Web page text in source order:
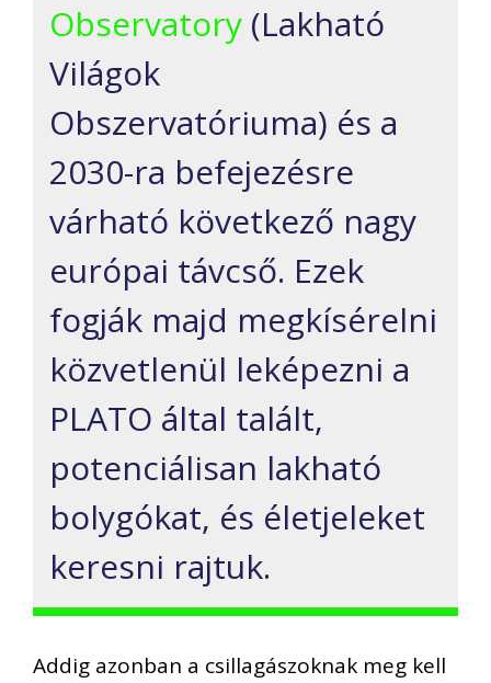
Observatory (Lakható
Világok
Obszervatóriuma) és a
2030-ra befejezésre
várható következő nagy
európai távcső. Ezek
fogják majd megkísérelni
közvetlenül leképezni a
PLATO által talált,
potenciálisan lakható
bolygókat, és életjeleket
keresni rajtuk.
Addig azonban a csillagászoknak meg kell